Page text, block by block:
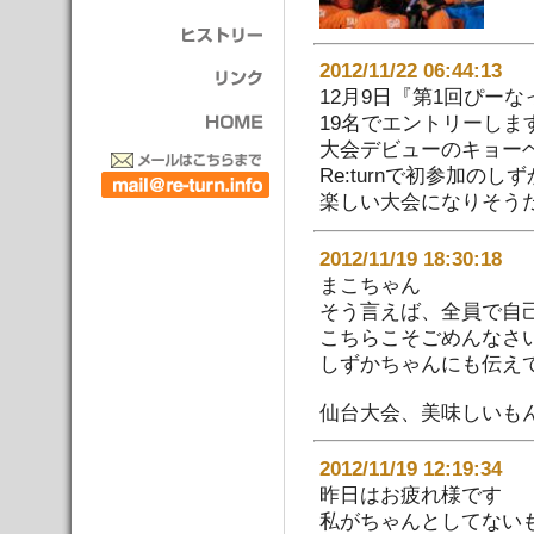
2012/11/22
12月9日『第1回ぴーな
19名でエントリーしま
大会デビューのキョー
Re:turnで初参加のし
楽しい大会になりそう
2012/11/19
まこちゃん
そう言えば、全員で自
こちらこそごめんなさ
しずかちゃんにも伝え
仙台大会、美味しいも
2012/11/19 12:19:34
昨日はお疲れ様です
私がちゃんとしてない